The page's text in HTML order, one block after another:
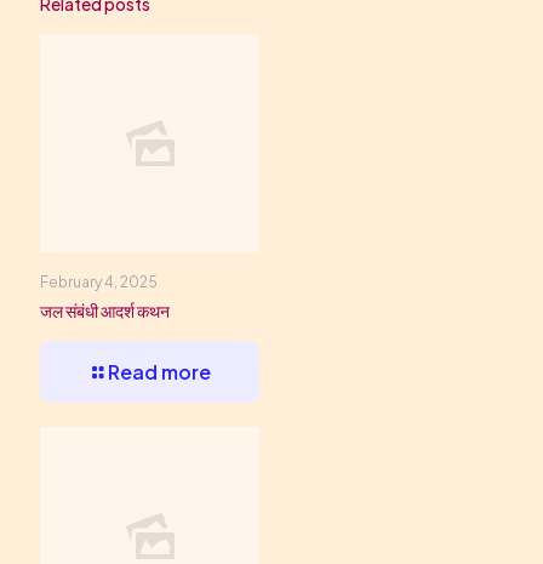
February 4, 2025
जल संबंधी आदर्श कथन
Read more